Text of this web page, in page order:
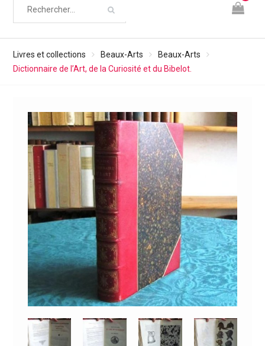
Livres et collections Beaux-Arts
Beaux-Arts
Dictionnaire de l’Art, de la Curiosité et du Bibelot.